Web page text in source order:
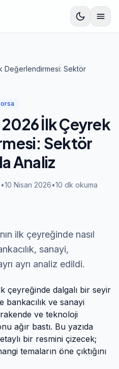
Değerlendirmesi: Sektör
İlk Çeyrek
Sektör
Analiz
•10 Nisan 2026•10 dk okuma
ilk çeyreğinde nasıl
sanayi,
ayrı analiz edildi.
çeyreğinde dalgalı bir seyir
bankacılık ve sanayi
ve teknoloji
ağır bastı. Bu yazıda
bir resmini çizecek;
temaların öne çıktığını